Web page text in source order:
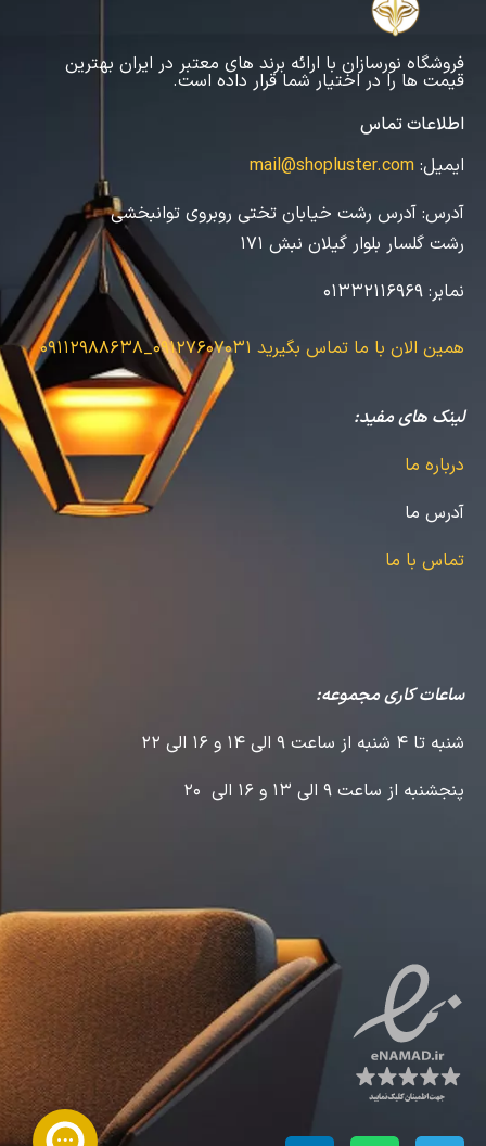
فروشگاه نورسازان با ارائه برند های معتبر در ایران بهترین
قیمت ها را در اختیار شما قرار داده است.
اطلاعات تماس
ایمیل: mail@shopluster.com
آدرس: آدرس رشت خیابان تختی روبروی توانبخشی
رشت گلسار بلوار گیلان نبش 171
نمابر:
همین الان با ما تماس بگیرید 09127607031_09112988638
لینک های مفید:
درباره ما
آدرس ما
تماس با ما
ساعات کاری مجموعه:
شنبه تا 4 شنبه از ساعت 9 الی 14 و 16 الی 22
پنجشنبه از ساعت 9 الی 13 و 16 الی 20